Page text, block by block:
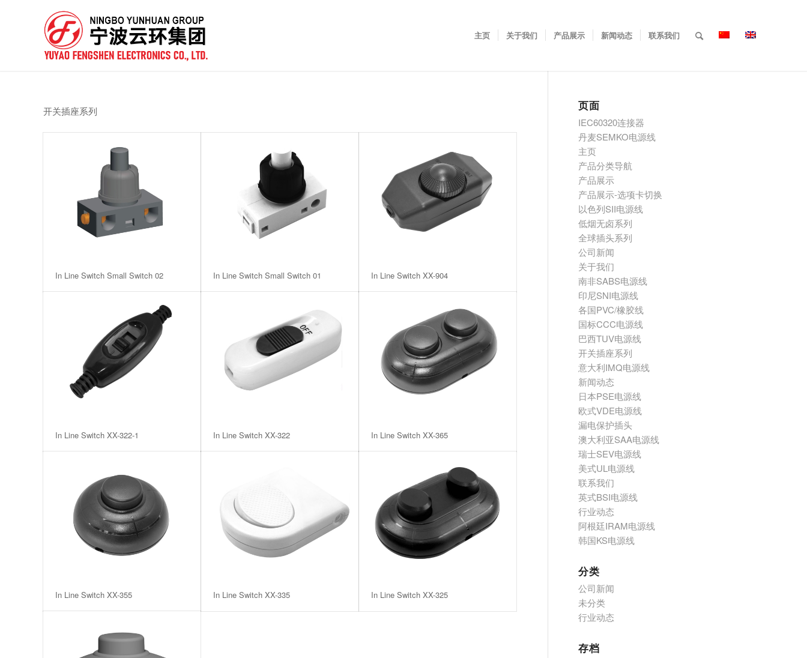
主页 关于我们 产品展示 新闻动态 联系我们
开关插座系列
In Line Switch Small Switch 02 In Line Switch Small Switch 01 In Line Switch XX-904
In Line Switch XX-322-1 In Line Switch XX-322 In Line Switch XX-365
In Line Switch XX-355 In Line Switch XX-335 In Line Switch XX-325
页面
IEC60320连接器
丹麦SEMKO电源线
主页
产品分类导航
产品展示
产品展示-选项卡切换
以色列SII电源线
低烟无卤系列
全球插头系列
公司新闻
关于我们
南非SABS电源线
印尼SNI电源线
各国PVC/橡胶线
国标CCC电源线
巴西TUV电源线
开关插座系列
意大利IMQ电源线
新闻动态
日本PSE电源线
欧式VDE电源线
漏电保护插头
澳大利亚SAA电源线
瑞士SEV电源线
美式UL电源线
联系我们
英式BSI电源线
行业动态
阿根廷IRAM电源线
韩国KS电源线
分类
公司新闻
未分类
行业动态
存档